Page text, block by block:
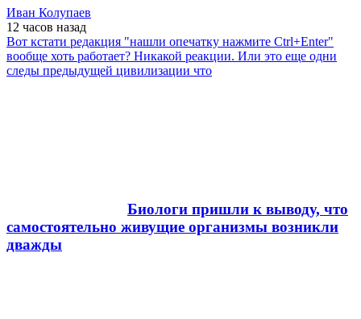
Иван Колупаев
12 часов назад
Вот кстати редакция "нашли опечатку нажмите Ctrl+Enter"
вообще хоть работает? Никакой реакции. Или это еще одни
следы предыдущей цивилизации что
Биологи пришли к выводу, что
самостоятельно живущие организмы возникли
дважды